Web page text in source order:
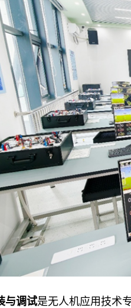
与调试是无人机应用技术